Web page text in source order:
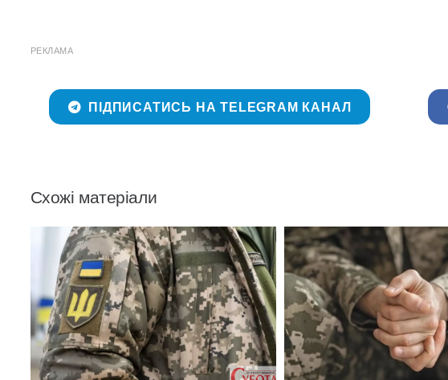
РЕКЛАМА
ПІДПИСАТИСЬ НА TELEGRAM КАНАЛ
Схожі матеріали